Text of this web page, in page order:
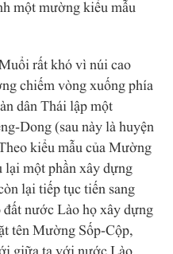
một mường kiểu mẫu
rất khó vì núi cao
chiếm vòng xuống phía
dân Thái lập một
Dong (sau này là huyện
kiểu mẫu của Mường
một phần xây dựng
lại tiếp tục tiến sang
nước Lào họ xây dựng
tên Mường Sốp-Cộp,